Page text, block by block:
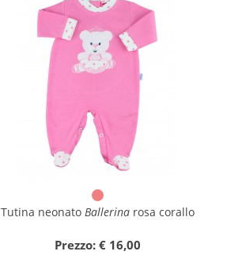
Tutina neonato Ballerinarosa corallo
Prezzo: € 16,00